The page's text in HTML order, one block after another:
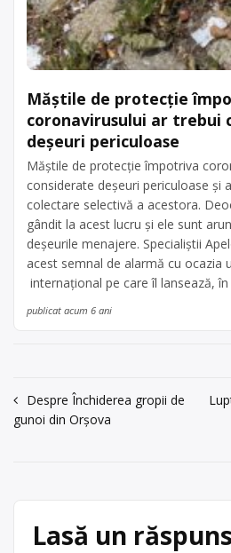
Măștile de protecție
coronavirusului ar trebui
deșeuri periculoase
Măștile de protecție împotriva
considerate deșeuri periculoase și
colectare selectivă a acestora.
gândit la acest lucru și ele sunt
deșeurile menajere. Specialiștii
acest semnal de alarmă cu ocazia
internațional pe care îl lansează,
publicat acum 6 ani
Navigare
în
Despre Închiderea gropii de
gunoi din Orșova
Lasă un răspuns